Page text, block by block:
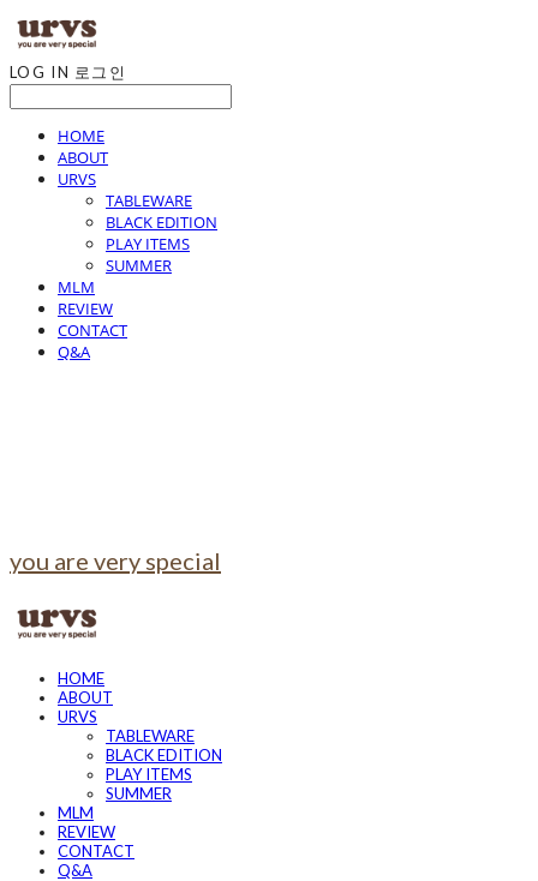
LOG IN 로그인
HOME
ABOUT
URVS
TABLEWARE
BLACK EDITION
PLAY ITEMS
SUMMER
MLM
REVIEW
CONTACT
Q&A
you are very special
HOME
ABOUT
URVS
TABLEWARE
BLACK EDITION
PLAY ITEMS
SUMMER
MLM
REVIEW
CONTACT
Q&A